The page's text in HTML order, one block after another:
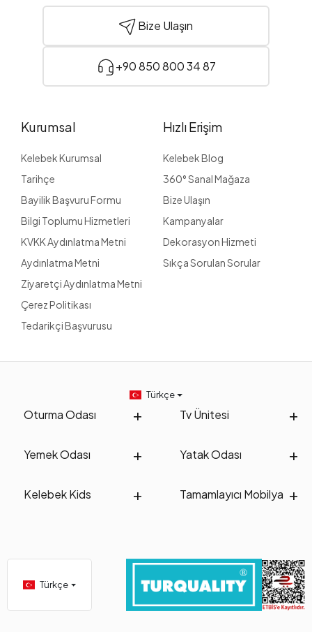
Bize Ulaşın
+90 850 800 34 87
Kurumsal
Kelebek Kurumsal
Tarihçe
Bayilik Başvuru Formu
Bilgi Toplumu Hizmetleri
KVKK Aydınlatma Metni
Aydınlatma Metni
Ziyaretçi Aydınlatma Metni
Çerez Politikası
Tedarikçi Başvurusu
Hızlı Erişim
Kelebek Blog
360° Sanal Mağaza
Bize Ulaşın
Kampanyalar
Dekorasyon Hizmeti
Sıkça Sorulan Sorular
Oturma Odası Tv Ünitesi
Yemek Odası Yatak Odası
Kelebek Kids Tamamlayıcı Mobilya
Türkçe
Türkçe